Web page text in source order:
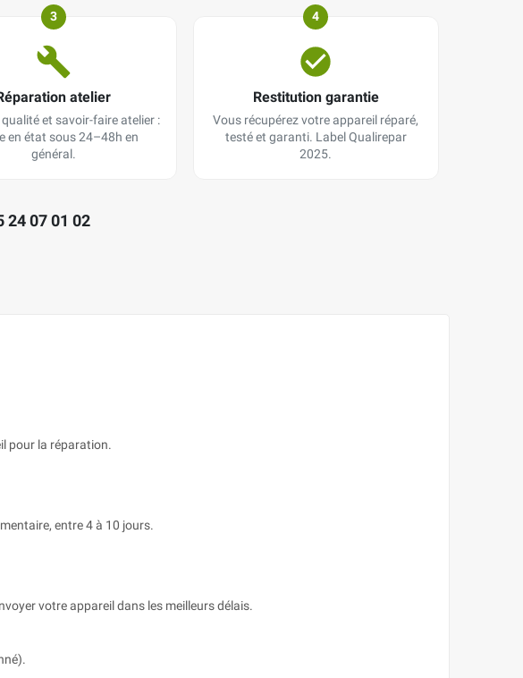
3
atelier
qualité et savoir-faire atelier :
en état sous 24–48h en
général.
4
Restitution garantie
Vous récupérez votre appareil réparé,
testé et garanti. Label Qualirepar
2025.
24 07 01 02
pour la réparation.
entre 4 à 10 jours.
votre appareil dans les meilleurs délais.